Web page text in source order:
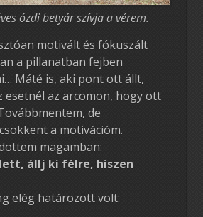
ózdi betyár szívja a vérem.
motivált és fókuszált
a pillanatban fejben
Máté is, aki pont ott állt,
esetnél az arcomon, hogy ott
de
a motivációm.
magamban:
állj ki félre, hiszen
elég határozott volt: